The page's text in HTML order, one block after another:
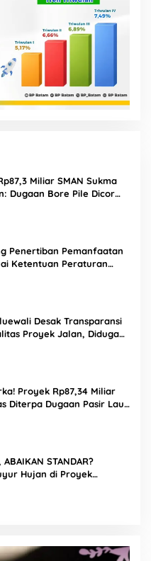
Miliar SMAN Sukma
Dugaan Bore Pile Dicor
Penertiban Pemanfaatan
Ketentuan Peraturan
Desak Transparansi
Proyek Jalan, Diduga
Proyek Rp87,34 Miliar
Diterpa Dugaan Pasir Laut
ABAIKAN STANDAR?
Hujan di Proyek